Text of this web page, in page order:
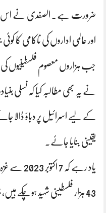
ضرورت ہے۔ الصفدی نے اس بات
اور عالمی اداروں کی ناکامی کا
جب ہزاروں معصوم فلسطینیوں
نے یہ بھی مطالبہ کیا کہ نسلی
کے لیے اسرائیل پر دباؤ ڈالا
یقینی بنایا جائے۔
یاد رہے
43 ہزار فلسطینی شہید ہو چکے